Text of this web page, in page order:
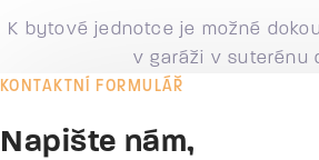
K bytové jednotce je možné
v garáži v suterénu
KONTAKTNÍ FORMULÁŘ
Napište nám,